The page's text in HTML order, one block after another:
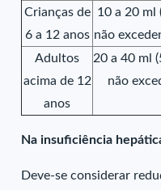
Crianças de
6 a 12 anos
10 a 20 ml
não
Adultos
acima de 12
anos
20 a 40 ml
não
Na insuficiência
Deve-se considerar